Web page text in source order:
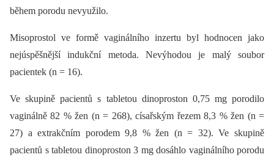
během porodu nevyužilo.
Misoprostol ve formě vaginálního inzertu byl hodnocen jako
nejúspěšnější indukční metoda. Nevýhodou je malý soubor
pacientek (n = 16).
Ve skupině pacientů s tabletou dinoproston 0,75 mg porodilo
vaginálně 82 % žen (n = 268), císařským řezem 8,3 % žen (n =
27) a extrakčním porodem 9,8 % žen (n = 32). Ve skupině
pacientů s tabletou dinoproston 3 mg dosáhlo vaginálního porodu